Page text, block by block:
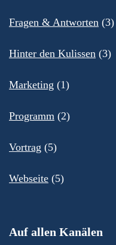
Fragen & Antworten (3)
Hinter den Kulissen (3)
Marketing (1)
Programm (2)
Vortrag (5)
Webseite (5)
Auf allen Kanälen